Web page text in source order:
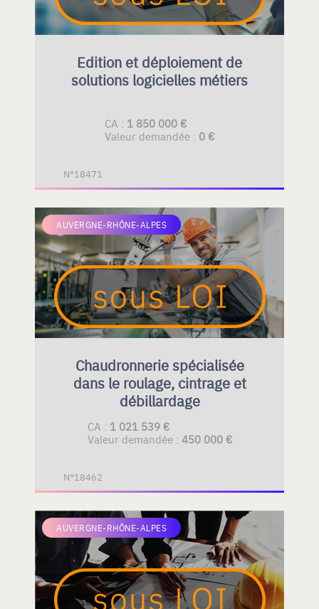
Edition et déploiement de
solutions logicielles métiers
CA : 1 850 000 €
Valeur demandée : 0 €
N°18471
AUVERGNE-RHÔNE-ALPES
Chaudronnerie spécialisée
dans le roulage, cintrage et
débillardage
CA : 1 021 539 €
Valeur demandée : 450 000 €
N°18462
AUVERGNE-RHÔNE-ALPES